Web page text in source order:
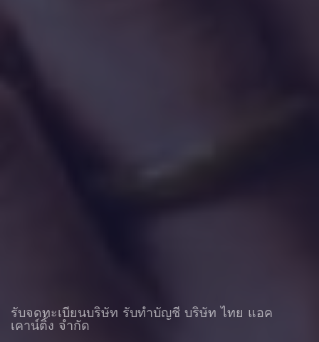
รับจดทะเบียนบริษัท รับทําบัญชี บริษัท ไทย แอค
เคาน์ติ้ง จำกัด